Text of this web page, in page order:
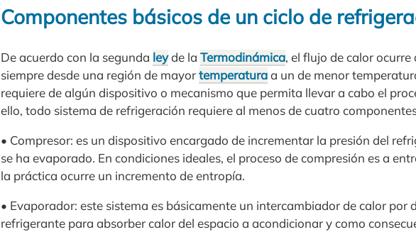
Componentes básicos de un ciclo de
De acuerdo con la segunda leyde la Termodinámica, el flujo de calor
siempre desde una región de mayortemperaturaa un de menor
requiere de algún dispositivo o mecanismo que permita llevar a cabo el
ello, todo sistema de refrigeración requiere al menos de cuatro
• Compresor: es un dispositivo encargado de incrementar la presión del
se ha evaporado. En condiciones ideales, el proceso de compresión es a
la práctica ocurre un incremento de entropía.
• Evaporador: este sistema es básicamente un intercambiador de calor por
refrigerante para absorber calor del espacio a acondicionar y como